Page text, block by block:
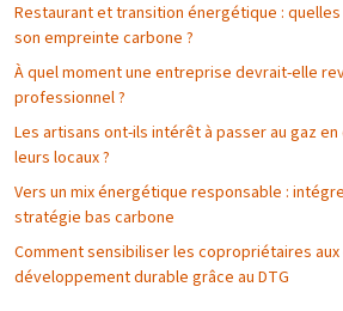
Restaurant et transition énergétique :
son empreinte carbone ?
À quel moment une entreprise devrait-elle
professionnel ?
Les artisans ont-ils intérêt à passer au gaz
leurs locaux ?
Vers un mix énergétique responsable :
stratégie bas carbone
Comment sensibiliser les copropriétaires aux
développement durable grâce au DTG